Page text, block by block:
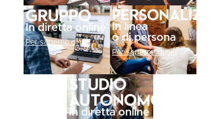
Gruppo
In diretta online
Per saperne di più
In linea
o di persona
Per saperne di più
Studio
autonomo
In diretta online